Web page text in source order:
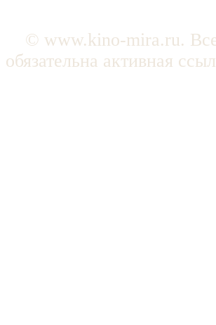
© www.kino-mira.ru.
обязательна активная